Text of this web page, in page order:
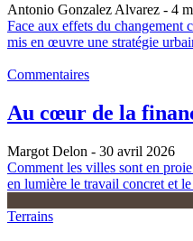
Antonio Gonzalez Alvarez - 4
Face aux effets du changement
mis en œuvre une stratégie
Commentaires
Au cœur de la
Margot Delon - 30 avril 2026
Comment les villes sont en
en lumière le travail concret et
Terrains